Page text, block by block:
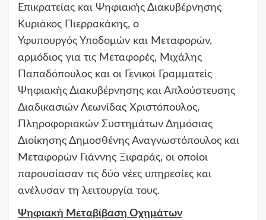
Επικρατείας και Ψηφιακής Διακυβέρνησης
Κυριάκος Πιερρακάκης, ο
Υφυπουργός Υποδομών και Μεταφορών,
αρμόδιος για τις Μεταφορές, Μιχάλης
Παπαδόπουλος και οι Γενικοί Γραμματείς
Ψηφιακής Διακυβέρνησης και Απλούστευσης
Διαδικασιών Λεωνίδας Χριστόπουλος,
Πληροφοριακών Συστημάτων Δημόσιας
Διοίκησης Δημοσθένης Αναγνωστόπουλος και
Μεταφορών Γιάννης Ξιφαράς, οι οποίοι
παρουσίασαν τις δύο νέες υπηρεσίες και
ανέλυσαν τη λειτουργία τους.
Ψηφιακή Μεταβίβαση Οχημάτων